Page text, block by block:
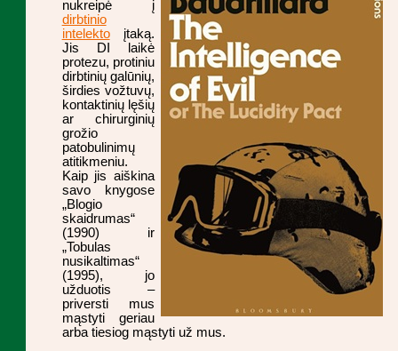
nukreipė į
dirbtinio
intelektoįtaką.
Jis DI laikė
protezu, protiniu
dirbtinių galūnių,
širdies vožtuvų,
kontaktinių lęšių
ar chirurginių
grožio
patobulinimų
atitikmeniu.
Kaip jis aiškina
savo knygose
„Blogio
skaidrumas“
(1990) ir
„Tobulas
nusikaltimas“
(1995), jo
užduotis –
priversti mus
mąstyti geriau
arba tiesiog mąstyti už mus.